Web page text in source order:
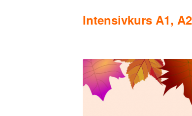
Intensivkurs A1,